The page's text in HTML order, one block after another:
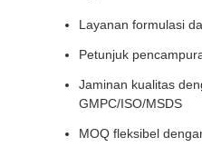
Layanan formulasi
Petunjuk
Jaminan kualitas
GMPC/ISO/MSDS
MOQ fleksibel